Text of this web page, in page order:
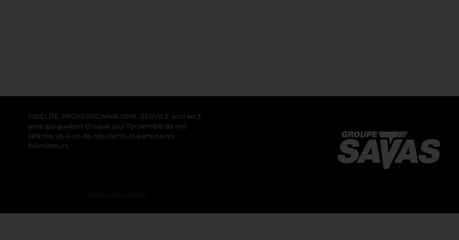
FIDÉLITÉ, PROFESSIONNALISME, SERVICE sont les 3
axes qui guident chaque jour l’ensemble de nos
salariés, vis-à-vis de nos clients et partenaires
fournisseurs.